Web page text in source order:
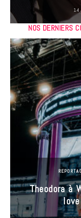
14
NOS DERNIERS
Theodora à